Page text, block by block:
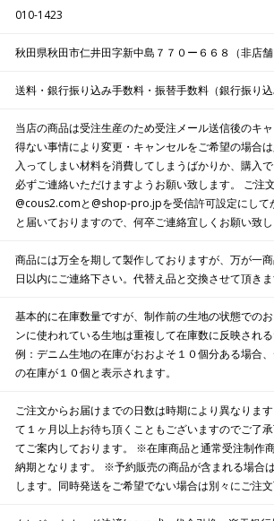
010-1423
秋田県秋田市仁井田字新中島７７０ー６６８（非店
送料・銀行振り込み手数料・振替手数料（銀行振り
当店の商品は受注生産のため受注メール送信後のキ
得ない事情により変更・キャンセルをご希望の場合
入ってしまい材料を消費してしまうばかりか、購入
必ずご連絡いただけますようお願い致します。 ご注
@cous2.comと@shop-pro.jpを受信許可設定にして
と届いておりますので、何卒ご連絡宜しくお願い致
商品には万全を期して製作しておりますが、万が一
日以内にご連絡下さい。代替え品と交換させて頂き
基本的に在庫数量ですが、制作前の生地の状態での
ンに使われている生地は重複して在庫数に反映され
例：デニム生地の在庫がおおよそ１０個分ある場合
の在庫が１０個と表示されます。
ご注文からお届けまでの日数は時期により異なりま
て１ヶ月以上お待ち頂くこともございますのでご了
てご案内しております。 ※在庫商品と通常受注制作
納期となります。 ※予約販売の商品が含まれる場合
します。同時発送をご希望でない場合は別々にご注